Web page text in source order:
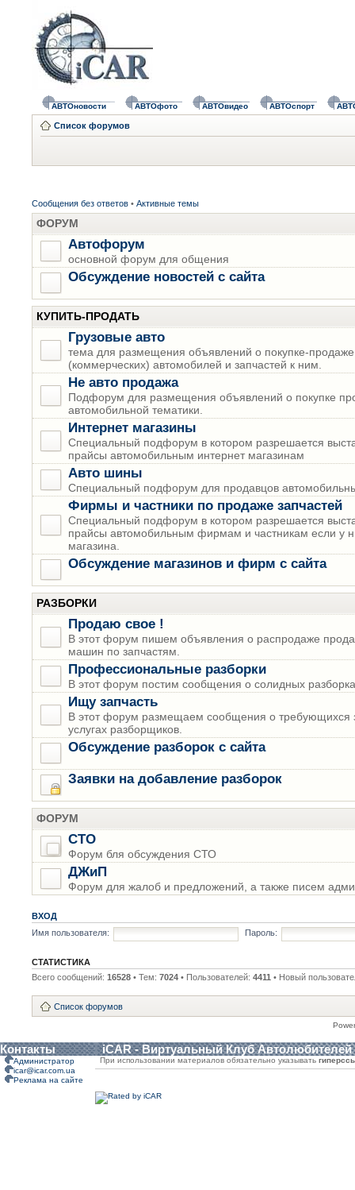
АВТОновости АВТОфото АВТОвидео АВТОспорт
Список форумов
Сообщения без ответов • Активные темы
ФОРУМ
Автофорум
основной форум для общения
Обсуждение новостей с сайта
КУПИТЬ-ПРОДАТЬ
Грузовые авто
тема для размещения объявлений о покупке-продаже
(коммерческих) автомобилей и запчастей к ним.
Не авто продажа
Подфорум для размещения объявлений о покупке
автомобильной тематики.
Интернет магазины
Специальный подфорум в котором разрешается
прайсы автомобильным интернет магазинам
Авто шины
Специальный подфорум для продавцов
Фирмы и частники по продаже запчастей
Специальный подфорум в котором разрешается
прайсы автомобильным фирмам и частникам если у
магазина.
Обсуждение магазинов и фирм с сайта
РАЗБОРКИ
Продаю свое !
В этот форум пишем объявления о распродаже
машин по запчастям.
Профессиональные разборки
В этот форум постим сообщения о солидных
Ищу запчасть
В этот форум размещаем сообщения о требующихся
услугах разборщиков.
Обсуждение разборок с сайта
Заявки на добавление разборок
ФОРУМ
СТО
Форум бля обсуждения СТО
ДЖиП
Форум для жалоб и предложений, а также писем
ВХОД
Имя пользователя:
Пароль:
СТАТИСТИКА
Всего сообщений: 16528 • Тем: 7024 • Пользователей: 4411 • Новый
Список форумов
Контакты iCAR - Виртуальный Клуб Автолюбителей
Администратор
icar@icar.com.ua
Реклама на сайте
При использовании материалов обязательно указывать